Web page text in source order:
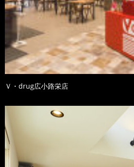
Ｖ・drug広小路栄店